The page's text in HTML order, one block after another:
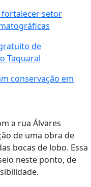
setor
de
Taquaral
conservação em
a rua Álvares
de uma obra de
bocas de lobo. Essa
neste ponto, de